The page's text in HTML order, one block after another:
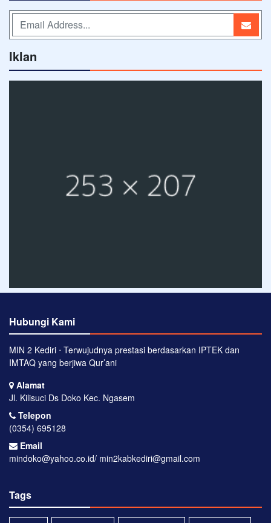
Iklan
Hubungi Kami
MIN 2 Kediri ⋅ Terwujudnya prestasi berdasarkan IPTEK dan
IMTAQ yang berjiwa Qur’ani
Alamat
Jl. Kilisuci Ds Doko Kec. Ngasem
Telepon
(0354) 695128
Email
mindoko@yahoo.co.id/ min2kabkediri@gmail.com
Tags